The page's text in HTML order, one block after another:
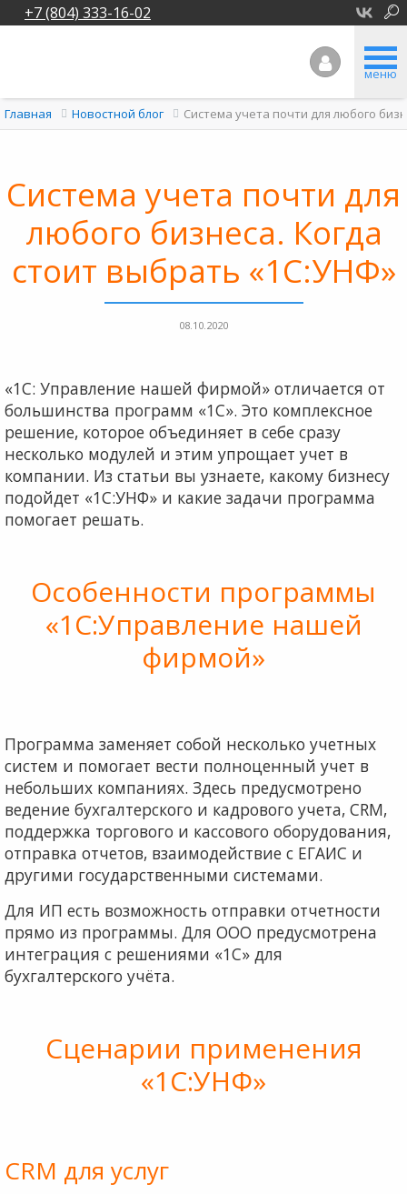
+7 (804) 333-16-02
меню
Главная Новостной блог Система учета почти для любого
Система учета почти для
любого бизнеса. Когда
стоит выбрать «1С:УНФ»
08.10.2020
«1С: Управление нашей фирмой» отличается от
большинства программ «1С». Это комплексное
решение, которое объединяет в себе сразу
несколько модулей и этим упрощает учет в
компании. Из статьи вы узнаете, какому бизнесу
подойдет «1С:УНФ» и какие задачи программа
помогает решать.
Особенности программы
«1С:Управление нашей
фирмой»
Программа заменяет собой несколько учетных
систем и помогает вести полноценный учет в
небольших компаниях. Здесь предусмотрено
ведение бухгалтерского и кадрового учета, CRM,
поддержка торгового и кассового оборудования,
отправка отчетов, взаимодействие с ЕГАИС и
другими государственными системами.
Для ИП есть возможность отправки отчетности
прямо из программы. Для ООО предусмотрена
интеграция с решениями «1С» для
бухгалтерского учёта.
Сценарии применения
«1С:УНФ»
CRM для услуг